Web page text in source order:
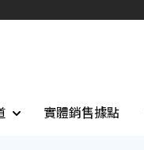
實體銷售據點